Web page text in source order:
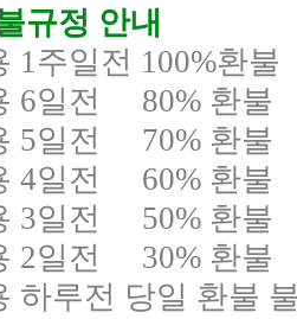
규정 안내
1주일전 100%환불
6일전 80% 환불
5일전 70% 환불
4일전 60% 환불
3일전 50% 환불
2일전 30% 환불
하루전 당일 환불